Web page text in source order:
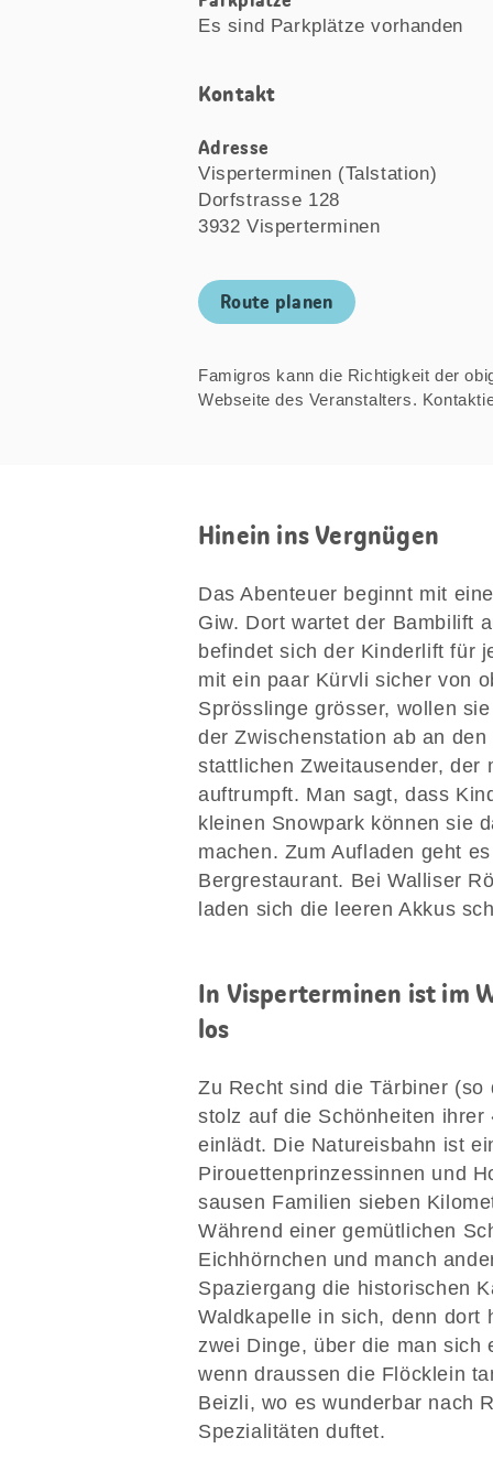
Es sind Parkplätze vorhanden
Kontakt
Adresse
Visperterminen (Talstation)
Dorfstrasse 128
3932 Visperterminen
Route planen
Famigros kann die Richtigkeit der
Webseite des Veranstalters.
Hinein ins Vergnügen
Das Abenteuer beginnt mit
Giw. Dort wartet der Bambilift
befindet sich der Kinderlift für
mit ein paar Kürvli sicher von
Sprösslinge grösser, wollen
der Zwischenstation ab an
stattlichen Zweitausender, der
auftrumpft. Man sagt, dass
kleinen Snowpark können sie
machen. Zum Aufladen geht
Bergrestaurant. Bei Walliser
laden sich die leeren Akkus
In Visperterminen ist im
los
Zu Recht sind die Tärbiner
stolz auf die Schönheiten
einlädt. Die Natureisbahn ist
Pirouettenprinzessinnen und
sausen Familien sieben
Während einer gemütlichen
Eichhörnchen und manch
Spaziergang die historischen
Waldkapelle in sich, denn dort
zwei Dinge, über die man sich
wenn draussen die Flöcklein
Beizli, wo es wunderbar nach
Spezialitäten duftet.